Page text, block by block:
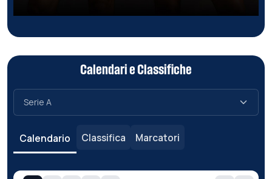
Calendari e Classifiche
Calendario Classifica Marcatori